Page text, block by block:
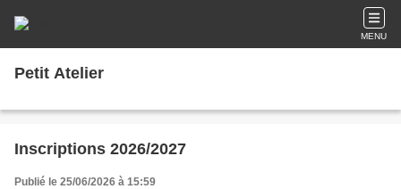
MENU
Petit Atelier
Inscriptions 2026/2027
Publié le 25/06/2026 à 15:59